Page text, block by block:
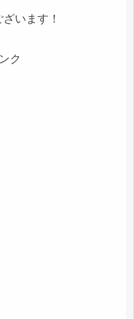
います！
ク